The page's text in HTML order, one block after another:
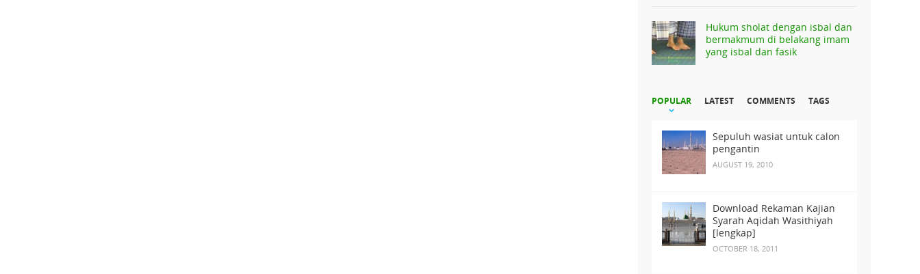
Hukum sholat dengan isbal dan
bermakmum di belakang imam
yang isbal dan fasik
POPULAR LATEST COMMENTS TAGS
Sepuluh wasiat untuk calon
pengantin
AUGUST 19, 2010
Download Rekaman Kajian
Syarah Aqidah Wasithiyah
[lengkap]
OCTOBER 18, 2011